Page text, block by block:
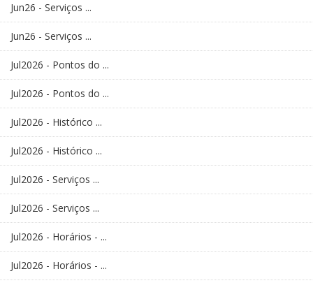
Jun26 - Serviços ...
Jun26 - Serviços ...
Jul2026 - Pontos do ...
Jul2026 - Pontos do ...
Jul2026 - Histórico ...
Jul2026 - Histórico ...
Jul2026 - Serviços ...
Jul2026 - Serviços ...
Jul2026 - Horários - ...
Jul2026 - Horários - ...